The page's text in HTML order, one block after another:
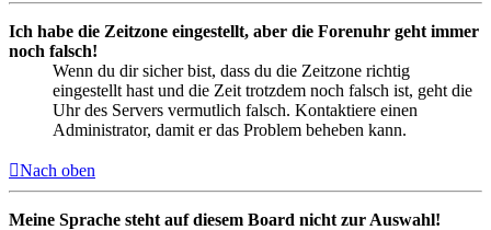
Ich habe die Zeitzone eingestellt, aber die Forenuhr geht immer
noch falsch!
Wenn du dir sicher bist, dass du die Zeitzone richtig
eingestellt hast und die Zeit trotzdem noch falsch ist, geht die
Uhr des Servers vermutlich falsch. Kontaktiere einen
Administrator, damit er das Problem beheben kann.
Nach oben
Meine Sprache steht auf diesem Board nicht zur Auswahl!